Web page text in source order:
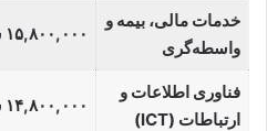
خدمات مالی، بیمه و
واسطه‌گری
۱۵,۸۰۰,۰۰۰ سوم
فناوری اطلاعات و
ارتباطات (ICT)
۱۴,۸۰۰,۰۰۰ سوم